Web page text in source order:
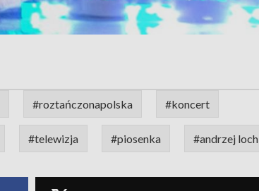
#roztańczonapolska #koncert
#telewizja #piosenka #andrzej loch